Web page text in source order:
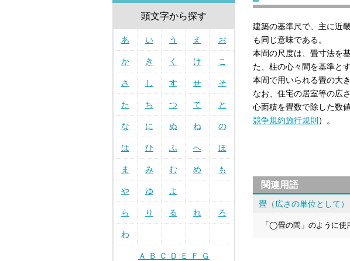
頭文字から探す
あ い う え お
か き く け こ
さ し す せ そ
た ち つ て と
な に ぬ ね の
は ひ ふ へ ほ
ま み む め も
や ゆ よ
ら り る れ ろ
わ
Ａ Ｂ Ｃ Ｄ Ｅ Ｆ Ｇ
建築の基準尺で、主に近
も同じ意味である。
本間の尺度は、畳寸法を
た、柱の心々間を基準と
本間で用いられる畳の大き
なお、住宅の居室等の広
心面積を畳数で除した数
競争規約施行規則 ）。
関連用語
畳（広さの単位として）
「◯畳の間」のように使